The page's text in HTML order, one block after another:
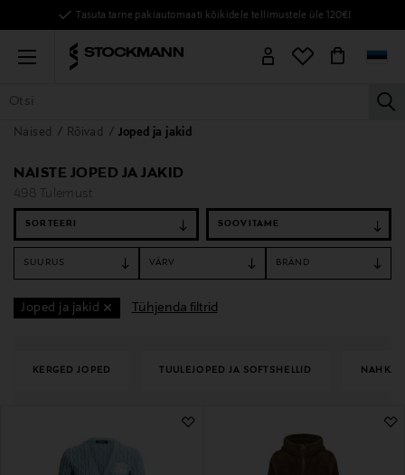
Tasuta tarne pakiautomaati kõikidele tellimustele üle 120€!
Menu
KÕIK TOOTED NAISED MEHED
Naised Rõivad Joped ja jakid
NAISTE JOPED JA JAKID
498 Tulemust
SORTEERI
SUURUS VÄRV BRÄND
Joped ja jakid Tühjenda filtrid
KERGED JOPED TUULEJOPED JA SOFTSHELLID